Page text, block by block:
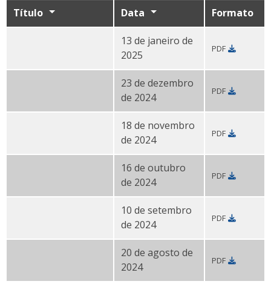
Título Data Formato
Relatório do Contact Center - dezembro de 2024 PDF
13 de janeiro de
2025
PDF
Relatório do Contact Center - novembro de 2024 PDF
23 de dezembro
de 2024
PDF
Relatório do Contact Center - outubro de 2024 PDF
18 de novembro
de 2024
PDF
Relatório do Contact Center - setembro de 2024 PDF
16 de outubro
de 2024
PDF
Relatório do Contact Center - agosto de 2024 PDF
10 de setembro
de 2024
PDF
Relatório do Contact Center - julho de 2024 PDF
20 de agosto de
2024
PDF